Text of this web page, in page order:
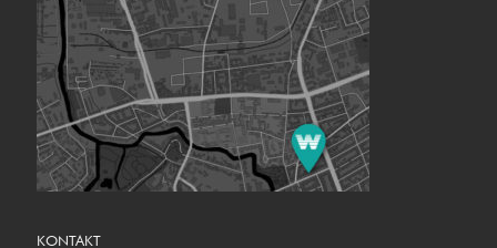
KONTAKT